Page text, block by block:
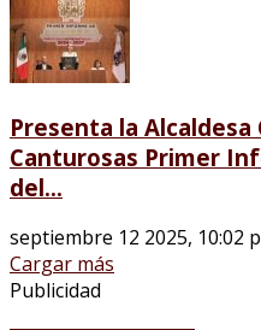
Presenta la Alcaldesa
Canturosas Primer
del...
septiembre 12 2025, 10:02
Cargar más
Publicidad